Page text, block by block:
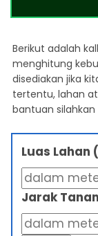
Berikut adalah
menghitung
disediakan jika
tertentu, lahan
bantuan
Luas Lahan
Jarak